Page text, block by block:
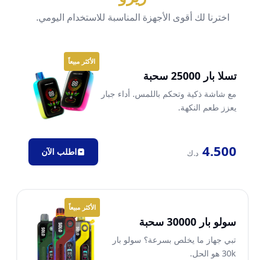
اخترنا لك أقوى الأجهزة المناسبة للاستخدام اليومي.
الأكثر مبيعاً
تسلا بار 25000 سحبة
مع شاشة ذكية وتحكم باللمس. أداء جبار
يعزز طعم النكهة.
4.500 د.ك اطلب الآن
الأكثر مبيعاً
سولو بار 30000 سحبة
تبي جهاز ما يخلص بسرعة؟ سولو بار
30k هو الحل.